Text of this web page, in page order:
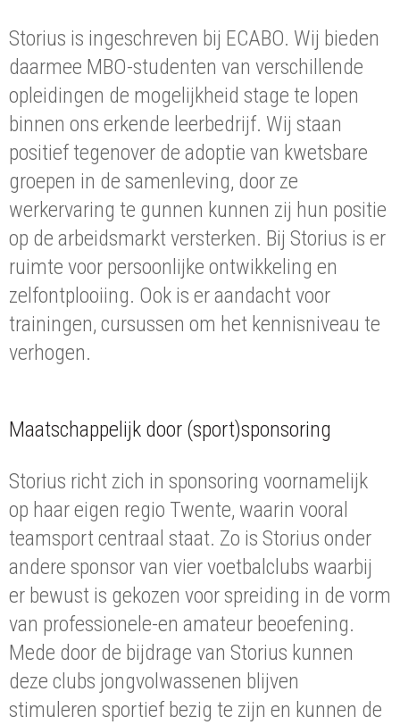
Storius is ingeschreven bij ECABO. Wij bieden
daarmee MBO-studenten van verschillende
opleidingen de mogelijkheid stage te lopen
binnen ons erkende leerbedrijf. Wij staan
positief tegenover de adoptie van kwetsbare
groepen in de samenleving, door ze
werkervaring te gunnen kunnen zij hun positie
op de arbeidsmarkt versterken. Bij Storius is er
ruimte voor persoonlijke ontwikkeling en
zelfontplooiing. Ook is er aandacht voor
trainingen, cursussen om het kennisniveau te
verhogen.
Maatschappelijk door (sport)sponsoring
Storius richt zich in sponsoring voornamelijk
op haar eigen regio Twente, waarin vooral
teamsport centraal staat. Zo is Storius onder
andere sponsor van vier voetbalclubs waarbij
er bewust is gekozen voor spreiding in de vorm
van professionele-en amateur beoefening.
Mede door de bijdrage van Storius kunnen
deze clubs jongvolwassenen blijven
stimuleren sportief bezig te zijn en kunnen de